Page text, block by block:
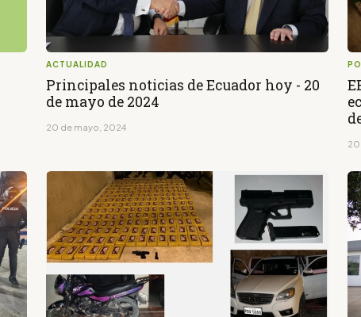
ACTUALIDAD
Principales noticias de Ecuador hoy - 20
de mayo de 2024
20 de mayo, 2024
20